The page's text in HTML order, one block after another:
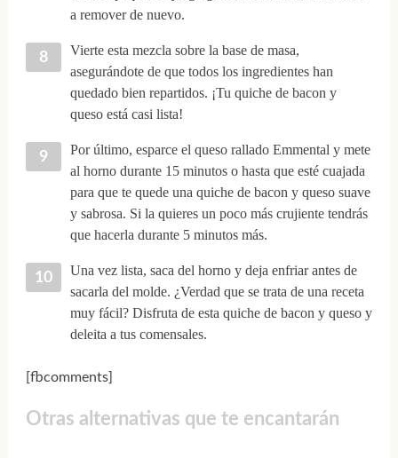
a remover de nuevo.
Vierte esta mezcla sobre la base de masa,
asegurándote de que todos los ingredientes han
quedado bien repartidos. ¡Tu quiche de bacon y
queso está casi lista!
Por último, esparce el queso rallado Emmental y mete
al horno durante 15 minutos o hasta que esté cuajada
para que te quede una quiche de bacon y queso suave
y sabrosa. Si la quieres un poco más crujiente tendrás
que hacerla durante 5 minutos más.
Una vez lista, saca del horno y deja enfriar antes de
sacarla del molde. ¿Verdad que se trata de una receta
muy fácil? Disfruta de esta quiche de bacon y queso y
deleita a tus comensales.
[fbcomments]
Otras alternativas que te encantarán